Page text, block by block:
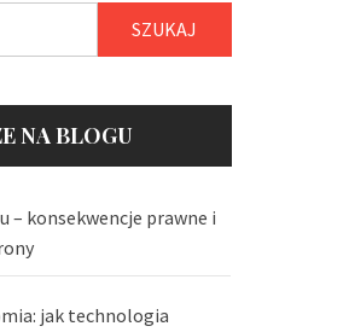
NA BLOGU
– konsekwencje prawne i
jak technologia